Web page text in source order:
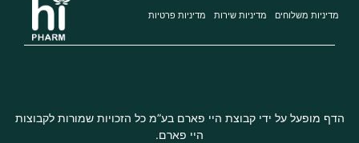
מדיניות משלוחים מדיניות שירות מדיניות פרטיות
הדף מופעל על ידי קבוצת היי פארם בע”מ כל הזכויות שמורות לקבוצות
היי פארם.